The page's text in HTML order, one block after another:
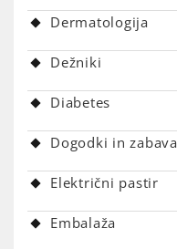
Dermatologija
Dežniki
Diabetes
Dogodki in zabava
Električni pastir
Embalaža